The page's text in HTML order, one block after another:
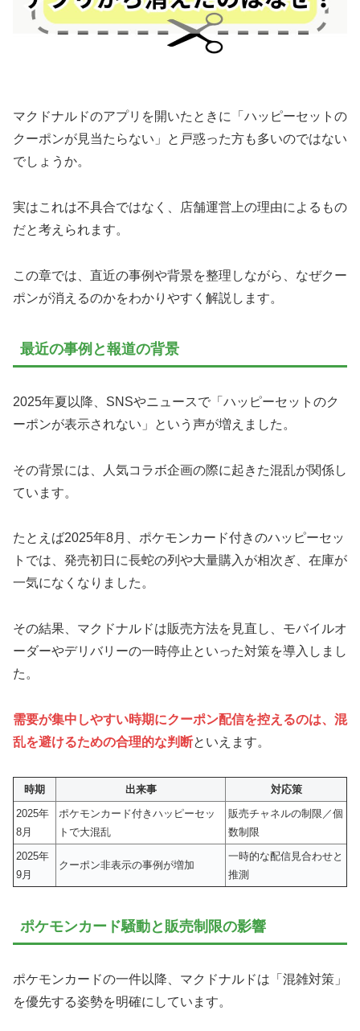
マクドナルドのアプリを開いたときに「ハッピーセットの
クーポンが見当たらない」と戸惑った方も多いのではない
でしょうか。
実はこれは不具合ではなく、店舗運営上の理由によるもの
だと考えられます。
この章では、直近の事例や背景を整理しながら、なぜクー
ポンが消えるのかをわかりやすく解説します。
最近の事例と報道の背景
2025年夏以降、SNSやニュースで「ハッピーセットのク
ーポンが表示されない」という声が増えました。
その背景には、人気コラボ企画の際に起きた混乱が関係し
ています。
たとえば2025年8月、ポケモンカード付きのハッピーセッ
トでは、発売初日に長蛇の列や大量購入が相次ぎ、在庫が
一気になくなりました。
その結果、マクドナルドは販売方法を見直し、モバイルオ
ーダーやデリバリーの一時停止といった対策を導入しまし
た。
需要が集中しやすい時期にクーポン配信を控えるのは、混
乱を避けるための合理的な判断といえます。
時期 出来事
対応策
2025年
8月
ポケモンカード付きハッピーセッ
トで大混乱
販売チャネルの制限／個
数制限
2025年
9月
クーポン非表示の事例が増加
一時的な配信見合わせと
推測
ポケモンカード騒動と販売制限の影響
ポケモンカードの一件以降、マクドナルドは「混雑対策」
を優先する姿勢を明確にしています。